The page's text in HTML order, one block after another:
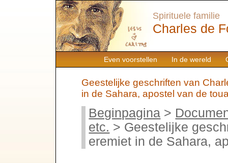
Even voorstellen In de wereld
Spirituele familie
Charles de
Geestelijke geschriften van
in de Sahara, apostel van de
Beginpagina >
etc. > Geestelijke
eremiet in de Sahara,